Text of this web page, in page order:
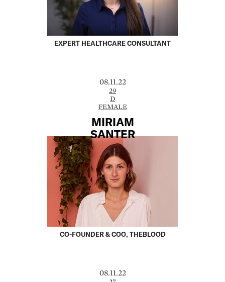
EXPERT HEALTHCARE CONSULTANT
08.11.22
29
D
FEMALE
MIRIAM
SANTER
CO-FOUNDER & COO, THEBLOOD
08.11.22